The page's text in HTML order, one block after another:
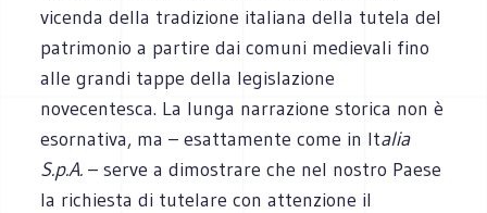
vicenda della tradizione italiana della tutela del
patrimonio a partire dai comuni medievali fino
alle grandi tappe della legislazione
novecentesca. La lunga narrazione storica non è
esornativa, ma – esattamente come in Italia
S.p.A. – serve a dimostrare che nel nostro Paese
la richiesta di tutelare con attenzione il